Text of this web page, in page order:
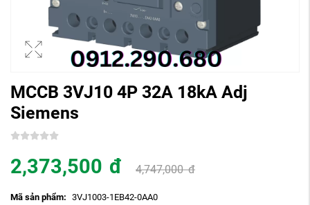
MCCB 3VJ10 4P 32A 18kA Adj
Siemens
2,373,500 đ 4,747,000đ
Mã sản phẩm: 3VJ1003-1EB42-0AA0